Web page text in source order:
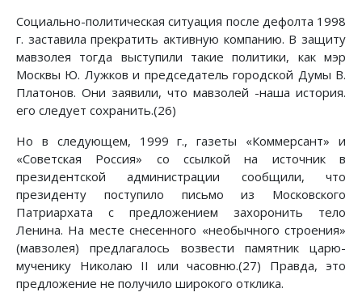
Социально-политическая ситуация после дефолта 1998
г. заставила прекратить активную компанию. В защиту
мавзолея тогда выступили такие политики, как мэр
Москвы Ю. Лужков и председатель городской Думы В.
Платонов. Они заявили, что мавзолей -наша история.
его следует сохранить.(26)
Но в следующем, 1999 г., газеты «Коммерсант» и
«Советская Россия» со ссылкой на источник в
президентской администрации сообщили, что
президенту поступило письмо из Московского
Патриархата с предложением захоронить тело
Ленина. На месте снесенного «необычного строения»
(мавзолея) предлагалось возвести памятник царю-
мученику Николаю II или часовню.(27) Правда, это
предложение не получило широкого отклика.